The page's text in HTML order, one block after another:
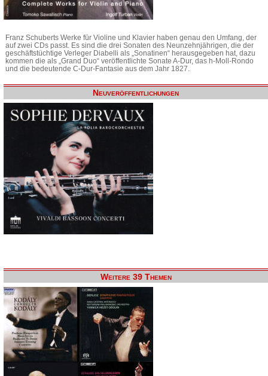
Franz Schuberts Werke für Violine und Klavier haben genau den Umfang, der
auf zwei CDs passt. Es sind die drei Sonaten des Neunzehnjährigen, die der
geschäftstüchtige Verleger Diabelli als „Sonatinen“ herausgegeben hat, dazu
kommen die als „Grand Duo“ veröffentlichte Sonate A-Dur, das h-Moll-Rondo
und die bedeutende C-Dur-Fantasie aus dem Jahr 1827.
Neuveröffentlichungen
Weitere 39 Themen